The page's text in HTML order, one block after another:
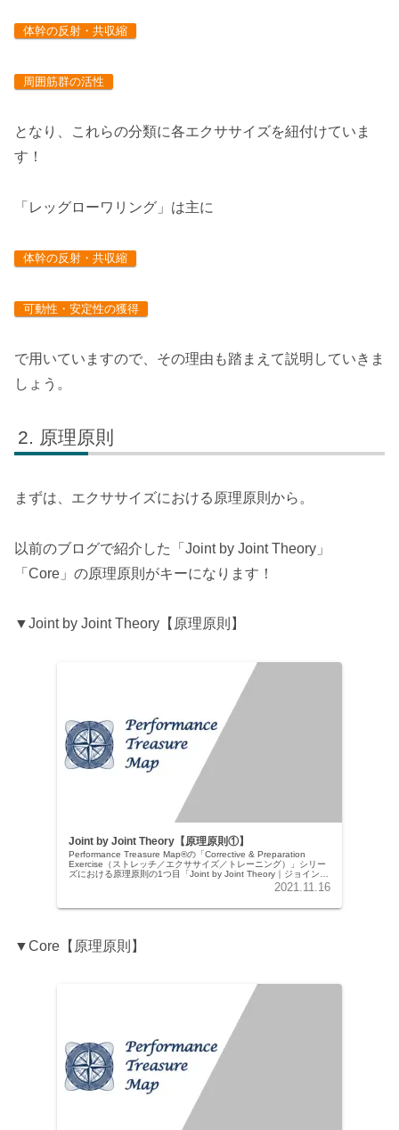
体幹の反射・共収縮
周囲筋群の活性
となり、これらの分類に各エクササイズを紐付けていま
す！
「レッグローワリング」は主に
体幹の反射・共収縮
可動性・安定性の獲得
で用いていますので、その理由も踏まえて説明していきま
しょう。
原理原則
まずは、エクササイズにおける原理原則から。
以前のブログで紹介した「Joint by Joint Theory」
「Core」の原理原則がキーになります！
▼Joint by Joint Theory【原理原則】
Joint by Joint Theory【原理原則①】
Performance Treasure Map®の「Corrective & Preparation
Exercise（ストレッチ／エクササイズ／トレーニング）」シリー
ズにおける原理原則の1つ目「Joint by Joint Theory｜ジョイン
ト・バイ・ジョイント理論」について解説しています。この記事
では、人体の各関節が主に「可動性（Mobility）」または「安定
ことを解説しています。可動性と安定性の定義、各関節の役割、
2021.11.16
▼Core【原理原則】